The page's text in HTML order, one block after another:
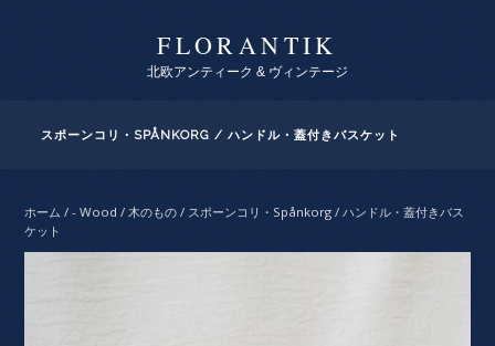
FLORANTIK
北欧アンティーク & ヴィンテージ
スポーンコリ・SPÅNKORG / ハンドル・蓋付きバスケット
ホーム /- Wood / 木のもの / スポーンコリ・Spånkorg / ハンドル・蓋付きバス
ケット